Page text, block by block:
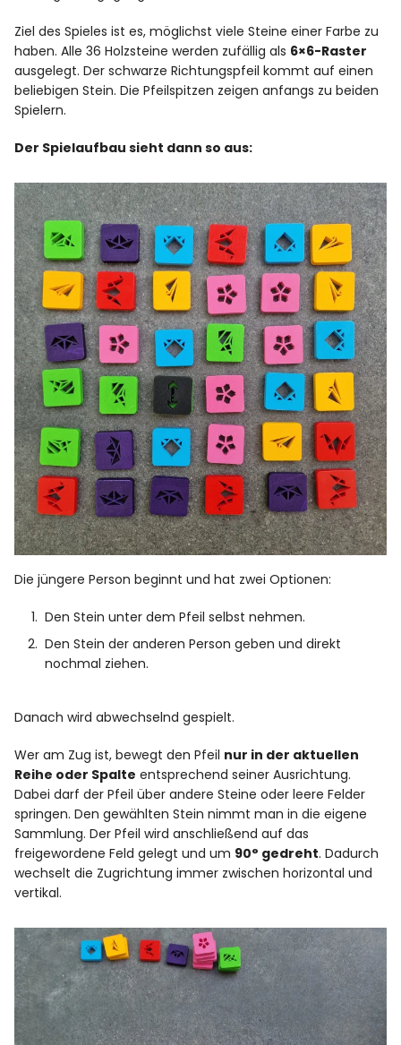
Ziel des Spieles ist es, möglichst viele Steine einer Farbe zu
haben. Alle 36 Holzsteine werden zufällig als 6×6-Raster
ausgelegt. Der schwarze Richtungspfeil kommt auf einen
beliebigen Stein. Die Pfeilspitzen zeigen anfangs zu beiden
Spielern.
Der Spielaufbau sieht dann so aus:
Die jüngere Person beginnt und hat zwei Optionen:
Den Stein unter dem Pfeil selbst nehmen.
Den Stein der anderen Person geben und direkt
nochmal ziehen.
Danach wird abwechselnd gespielt.
Wer am Zug ist, bewegt den Pfeil nur in der aktuellen
Reihe oder Spalte entsprechend seiner Ausrichtung.
Dabei darf der Pfeil über andere Steine oder leere Felder
springen. Den gewählten Stein nimmt man in die eigene
Sammlung. Der Pfeil wird anschließend auf das
freigewordene Feld gelegt und um 90° gedreht. Dadurch
wechselt die Zugrichtung immer zwischen horizontal und
vertikal.